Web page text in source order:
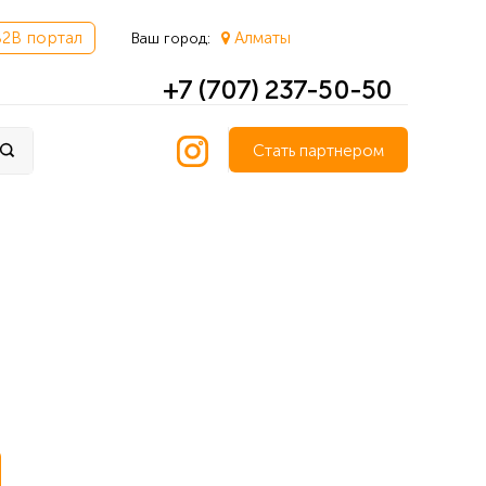
портал Ваш город: Алматы
+7 (707) 237-50-50
Стать партнером